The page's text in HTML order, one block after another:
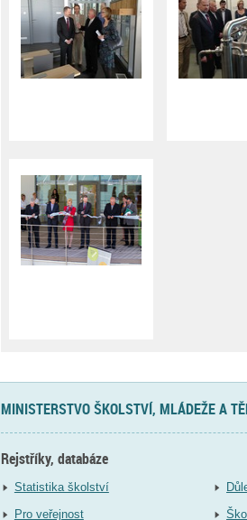
MINISTERSTVO ŠKOLSTVÍ, MLÁDEŽE A
Rejstříky, databáze
Statistika školství
Pro veřejnost